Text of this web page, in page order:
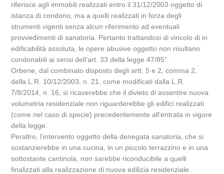
riferisce agli immobili realizzati entro il 31/12/2003 oggetto di
istanza di condono, ma a quelli realizzati in forza degli
strumenti vigenti senza alcun riferimento ad eventuali
provvedimenti di sanatoria. Pertanto trattandosi di vincolo di in
edificabilità assoluta, le opere abusive oggetto non risultano
condonabili ai sensi dell’art. 33 della legge 47/85”.
Orbene, dal combinato disposto degli artt. 5 e 2, comma 2,
della L.R. 10/12/2003, n. 21, come modificati dalla L.R.
7/8/2014, n. 16, si ricaverebbe che il divieto di assentire nuova
volumetria residenziale non riguarderebbe gli edifici realizzati
(come nel caso di specie) precedentemente all’entrata in vigore
della legge.
Peraltro, l’intervento oggetto della denegata sanatoria, che si
sostanzierebbe in una cucina, in un piccolo terrazzino e in una
sottostante cantinola, non sarebbe riconducibile a quelli
finalizzati alla realizzazione di nuova edilizia residenziale.